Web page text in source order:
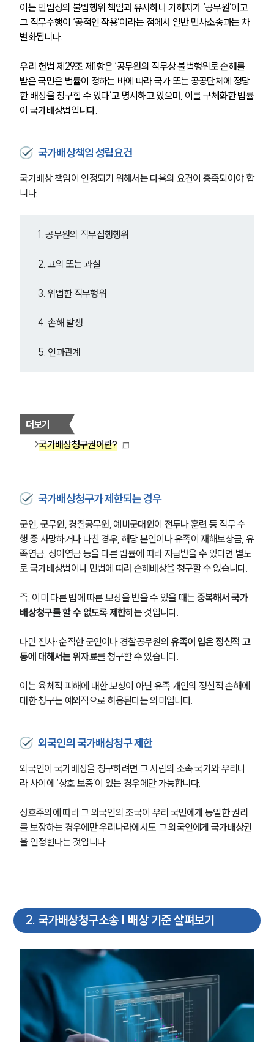
이는 민법상의 불법행위 책임과 유사하나 가해자가 ‘공무원’이고
그 직무수행이 ‘공적인 작용’이라는 점에서 일반 민사소송과는 차
별화됩니다.
우리 헌법 제29조 제1항은 ‘공무원의 직무상 불법행위로 손해를
받은 국민은 법률이 정하는 바에 따라 국가 또는 공공단체에 정당
한 배상을 청구할 수 있다’고 명시하고 있으며, 이를 구체화한 법률
이 국가배상법입니다.
국가배상책임 성립요건
국가배상 책임이 인정되기 위해서는 다음의 요건이 충족되어야 합
니다.
1. 공무원의 직무집행행위
2. 고의 또는 과실
3. 위법한 직무행위
4. 손해 발생
5. 인과관계
더보기
국가배상청구권이란?
국가배상청구가 제한되는 경우
군인, 군무원, 경찰공무원, 예비군대원이 전투나 훈련 등 직무 수
행 중 사망하거나 다친 경우, 해당 본인이나 유족이 재해보상금, 유
족연금, 상이연금 등을 다른 법률에 따라 지급받을 수 있다면 별도
로 국가배상법이나 민법에 따라 손해배상을 청구할 수 없습니다.
즉, 이미 다른 법에 따른 보상을 받을 수 있을 때는 중복해서 국가
배상청구를 할 수 없도록 제한하는 것입니다.
다만 전사·순직한 군인이나 경찰공무원의 유족이 입은 정신적 고
통에 대해서는 위자료를 청구할 수 있습니다.
이는 육체적 피해에 대한 보상이 아닌 유족 개인의 정신적 손해에
대한 청구는 예외적으로 허용된다는 의미입니다.
외국인의 국가배상청구 제한
외국인이 국가배상을 청구하려면 그 사람의 소속 국가와 우리나
라 사이에 ‘상호 보증’이 있는 경우에만 가능합니다.
상호주의에 따라 그 외국인의 조국이 우리 국민에게 동일한 권리
를 보장하는 경우에만 우리나라에서도 그 외국인에게 국가배상권
을 인정한다는 것입니다.
2. 국가배상청구소송 | 배상 기준 살펴보기